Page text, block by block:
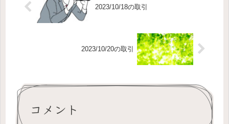
2023/10/18の取引
2023/10/20の取引
コメント